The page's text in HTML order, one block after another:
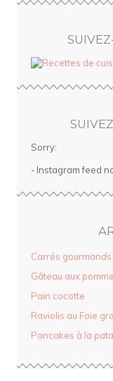
Sorry:
- Instagram feed
Carrés gourmands
Gâteau aux
Pain cocotte
Raviolis au Foie
Pancakes à la